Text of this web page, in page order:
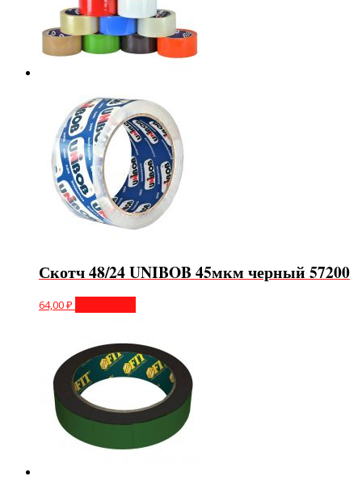
Скотч 48/24 UNIBOB 45мкм черный 57200
64,00₽